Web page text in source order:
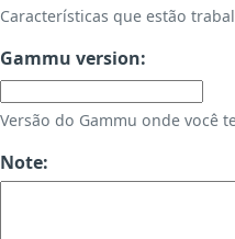
Características que estão
Gammu version:
Versão do Gammu onde você
Note: